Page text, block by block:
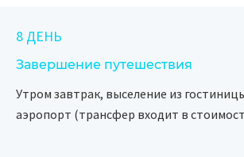
8 ДЕНЬ
Завершение путешествия
Утром завтрак, выселение из
аэропорт (трансфер входит в